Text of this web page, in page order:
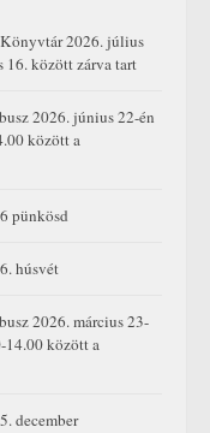
2026. július
16. között zárva tart
2026. június 22-én
között a
pünkösd
húsvét
2026. március 23-
14.00 között a
december